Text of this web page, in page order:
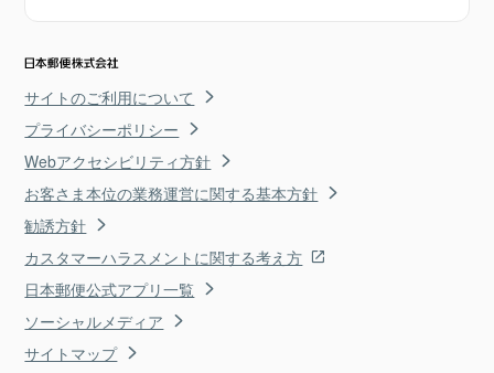
サイトのご利用について
プライバシーポリシー
Webアクセシビリティ方針
お客さま本位の業務運営に関する基本方針
勧誘方針
カスタマーハラスメントに関する考え方
日本郵便公式アプリ一覧
ソーシャルメディア
サイトマップ